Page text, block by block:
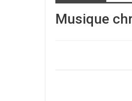
Musique